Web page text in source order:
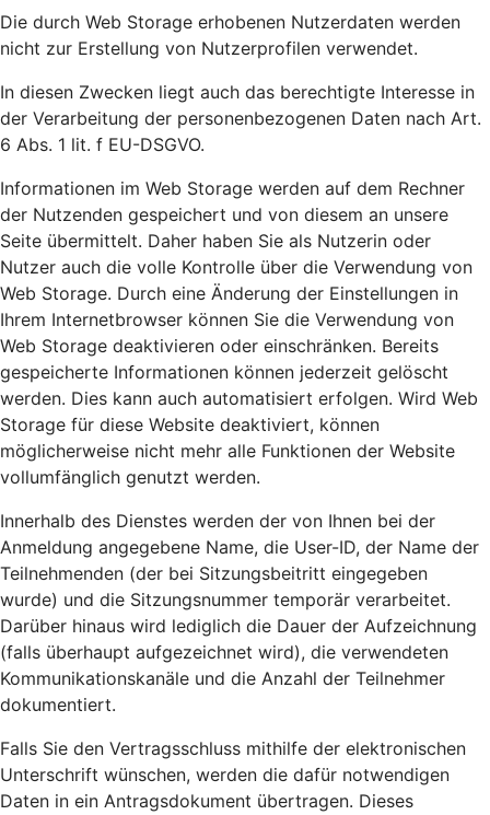
Die durch Web Storage erhobenen Nutzerdaten werden
nicht zur Erstellung von Nutzerprofilen verwendet.
In diesen Zwecken liegt auch das berechtigte Interesse in
der Verarbeitung der personenbezogenen Daten nach Art.
6 Abs. 1 lit. f EU-DSGVO.
Informationen im Web Storage werden auf dem Rechner
der Nutzenden gespeichert und von diesem an unsere
Seite übermittelt. Daher haben Sie als Nutzerin oder
Nutzer auch die volle Kontrolle über die Verwendung von
Web Storage. Durch eine Änderung der Einstellungen in
Ihrem Internetbrowser können Sie die Verwendung von
Web Storage deaktivieren oder einschränken. Bereits
gespeicherte Informationen können jederzeit gelöscht
werden. Dies kann auch automatisiert erfolgen. Wird Web
Storage für diese Website deaktiviert, können
möglicherweise nicht mehr alle Funktionen der Website
vollumfänglich genutzt werden.
Innerhalb des Dienstes werden der von Ihnen bei der
Anmeldung angegebene Name, die User-ID, der Name der
Teilnehmenden (der bei Sitzungsbeitritt eingegeben
wurde) und die Sitzungsnummer temporär verarbeitet.
Darüber hinaus wird lediglich die Dauer der Aufzeichnung
(falls überhaupt aufgezeichnet wird), die verwendeten
Kommunikationskanäle und die Anzahl der Teilnehmer
dokumentiert.
Falls Sie den Vertragsschluss mithilfe der elektronischen
Unterschrift wünschen, werden die dafür notwendigen
Daten in ein Antragsdokument übertragen. Dieses